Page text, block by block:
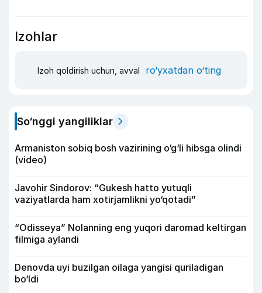
Izohlar
Izoh qoldirish uchun, avval ro‘yxatdan o‘ting
So‘nggi yangiliklar
Armaniston sobiq bosh vazirining o‘g‘li hibsga olindi
(video)
Javohir Sindorov: “Gukesh hatto yutuqli
vaziyatlarda ham xotirjamlikni yo‘qotadi”
“Odisseya” Nolanning eng yuqori daromad keltirgan
filmiga aylandi
Denovda uyi buzilgan oilaga yangisi quriladigan
bo‘ldi